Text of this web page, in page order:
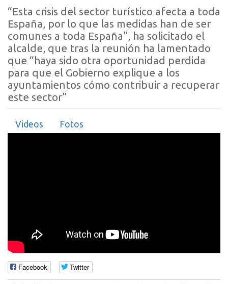
“Esta crisis del sector turístico afecta a toda
España, por lo que las medidas han de ser
comunes a toda España”, ha solicitado el
alcalde, que tras la reunión ha lamentado
que “haya sido otra oportunidad perdida
para que el Gobierno explique a los
ayuntamientos cómo contribuir a recuperar
este sector”
Videos Fotos
Facebook Twitter